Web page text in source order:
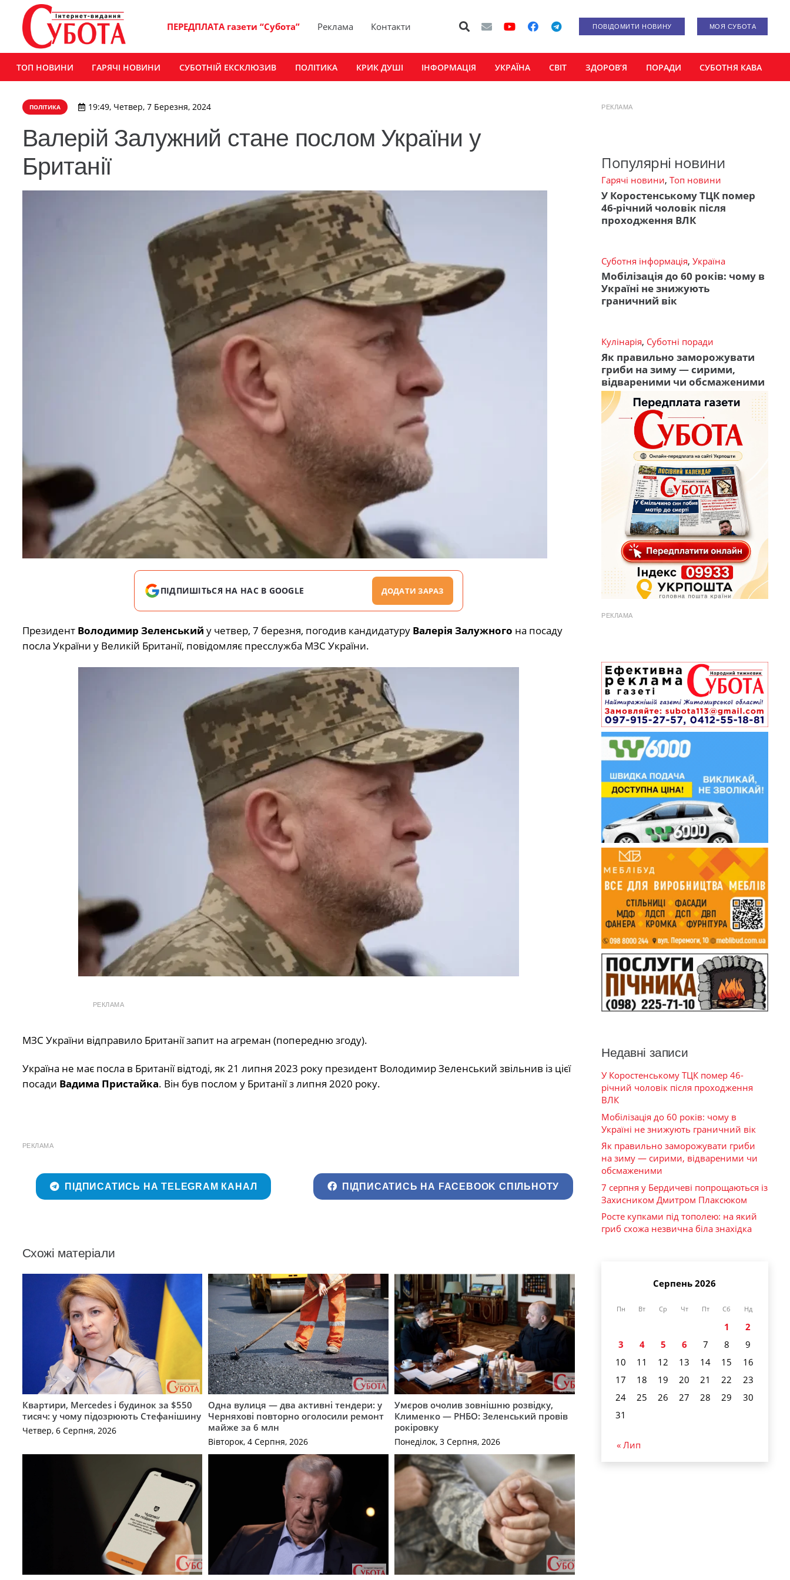
ПЕРЕДПЛАТА газети “Субота” Реклама Контакти ПОВІДОМИТИ НОВИНУ МОЯ СУБОТА
ТОП НОВИНИ ГАРЯЧІ НОВИНИ СУБОТНІЙ ЕКСКЛЮЗИВ ПОЛІТИКА КРИК ДУШІ ІНФОРМАЦІЯ УКРАЇНА СВІТ ЗДОРОВ’Я ПОРАДИ СУБОТНЯ КАВА
ПОЛІТИКА 19:49, Четвер, 7 Березня, 2024
Валерій Залужний стане послом України у
Британії
ПІДПИШІТЬСЯ НА НАС В GOOGLE ДОДАТИ ЗАРАЗ
ПрезидентВолодимир Зеленський у четвер, 7 березня, погодив кандидатуру Валерія Залужного на посаду
посла України у Великій Британії, повідомляє пресслужба МЗС України.
РЕКЛАМА
МЗС України відправило Британії запит на агреман (попередню згоду).
Україна не має посла в Британії відтоді, як 21 липня 2023 року президент Володимир Зеленський звільнив із цієї
посади Вадима Пристайка. Він був послом у Британії з липня 2020 року.
РЕКЛАМА
ПІДПИСАТИСЬ НА TELEGRAM КАНАЛ ПІДПИСАТИСЬ НА FACEBOOK СПІЛЬНОТУ
Схожі матеріали
Квартири, Mercedes і будинок за $550
тисяч: у чому підозрюють Стефанішину
Четвер, 6 Серпня, 2026
Одна вулиця — два активні тендери: у
Черняхові повторно оголосили ремонт
майже за 6 млн
Вівторок, 4 Серпня, 2026
Умєров очолив зовнішню розвідку,
Клименко — РНБО: Зеленський провів
рокіровку
Понеділок, 3 Серпня, 2026
РЕКЛАМА
Популярні новини
Гарячі новини, Топ новини
У Коростенському ТЦК помер
46-річний чоловік після
проходження ВЛК
Суботня інформація, Україна
Мобілізація до 60 років: чому в
Україні не знижують
граничний вік
Кулінарія, Суботні поради
Як правильно заморожувати
гриби на зиму — сирими,
відвареними чи обсмаженими
РЕКЛАМА
Недавні записи
У Коростенському ТЦК помер 46-
річний чоловік після проходження
ВЛК
Мобілізація до 60 років: чому в
Україні не знижують граничний вік
Як правильно заморожувати гриби
на зиму — сирими, відвареними чи
обсмаженими
7 серпня у Бердичеві попрощаються із
Захисником Дмитром Плаксюком
Росте купками під тополею: на який
гриб схожа незвична біла знахідка
Серпень 2026
Пн Вт Ср Чт Пт Сб Нд
1
2
3
4 5 6 7 8
9
10
11 12 13 14 15
16
17
18 19 20 21 22
23
24
25 26 27 28 29
30
31
« Лип